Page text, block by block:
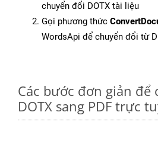
chuyển đổi DOTX tài liệu
Gọi phương thức
WordsApi để chuyển đổi từ
Các bước đơn giản để
DOTX sang PDF trực